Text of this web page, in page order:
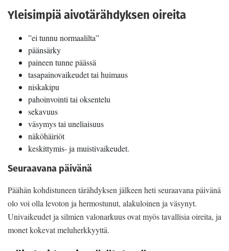
Yleisimpiä aivotärähdyksen oireita
”ei tunnu normaalilta”
päänsärky
paineen tunne päässä
tasapainovaikeudet tai huimaus
niskakipu
pahoinvointi tai oksentelu
sekavuus
väsymys tai uneliaisuus
näköhäiriöt
keskittymis- ja muistivaikeudet.
Seuraavana päivänä
Päähän kohdistuneen tärähdyksen jälkeen heti seuraavana päivänä
olo voi olla levoton ja hermostunut, alakuloinen ja väsynyt.
Univaikeudet ja silmien valonarkuus ovat myös tavallisia oireita, ja
monet kokevat meluherkkyyttä.